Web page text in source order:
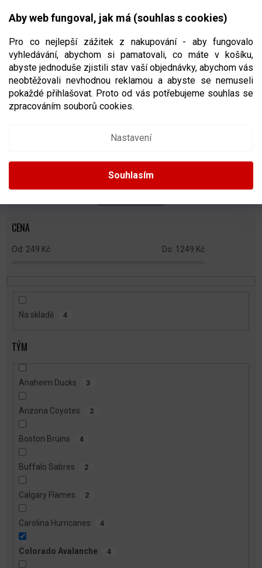
Aby web fungoval, jak má (souhlas s cookies)
Pro co nejlepší zážitek z nakupování - aby fungovalo
vyhledávání, abychom si pamatovali, co máte v košíku,
abyste jednoduše zjistili stav vaší objednávky, abychom vás
neobtěžovali nevhodnou reklamou a abyste se nemuseli
pokaždé přihlašovat. Proto od vás potřebujeme souhlas se
zpracováním souborů cookies.
Nastavení
Souhlasím
CZK
NÁKUPNÍ
OSTATNÍ DOPLŇKY NHL
N
P
R
CENA
249 Kč 1249 Kč
Na skladě 4
TÝM
Anaheim Ducks 3
Arizona Coyotes 2
Boston Bruins 4
Buffalo Sabres 2
Calgary Flames 2
Carolina Hurricanes 4
Colorado Avalanche 4